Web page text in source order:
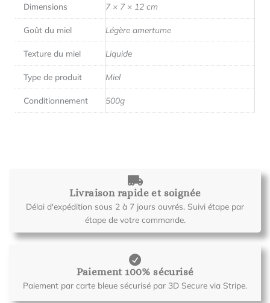
Dimensions 7 × 7 × 12 cm
Goût du miel Légère amertume
Texture du miel Liquide
Type de produit Miel
Conditionnement 500g
Livraison rapide et soignée
Délai d'expédition sous 2 à 7 jours ouvrés. Suivi étape par
étape de votre commande.
Paiement 100% sécurisé
Paiement par carte bleue sécurisé par 3D Secure via Stripe.